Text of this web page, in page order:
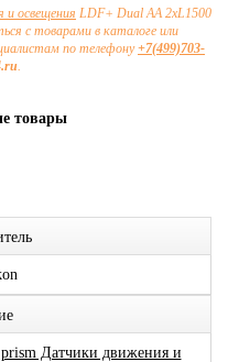
освещения LDF+ Dual AA 2xL1500
с товарами в каталоге или
по телефону+7(499)703-
.
товары
Датчики движения и